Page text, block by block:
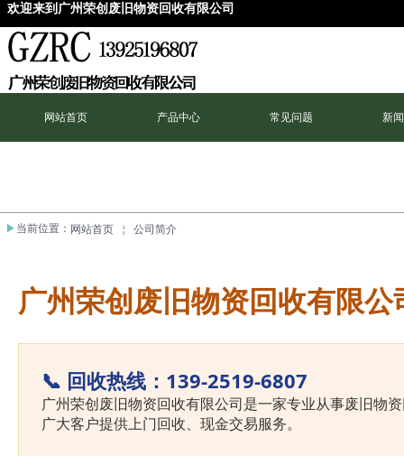
欢迎来到广州荣创废旧物资回收有限公司
网站首页 产品中心 常见问题 新
▶ 当前位置 ： 网站首页 ￤ 公司简介
广州荣创废旧物资回收有限公
📞 回收热线：139-2519-6807
广州荣创废旧物资回收有限公司是一家专业从事废旧物
广大客户提供上门回收、现金交易服务。